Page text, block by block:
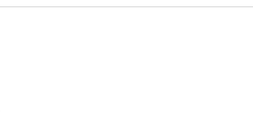
á